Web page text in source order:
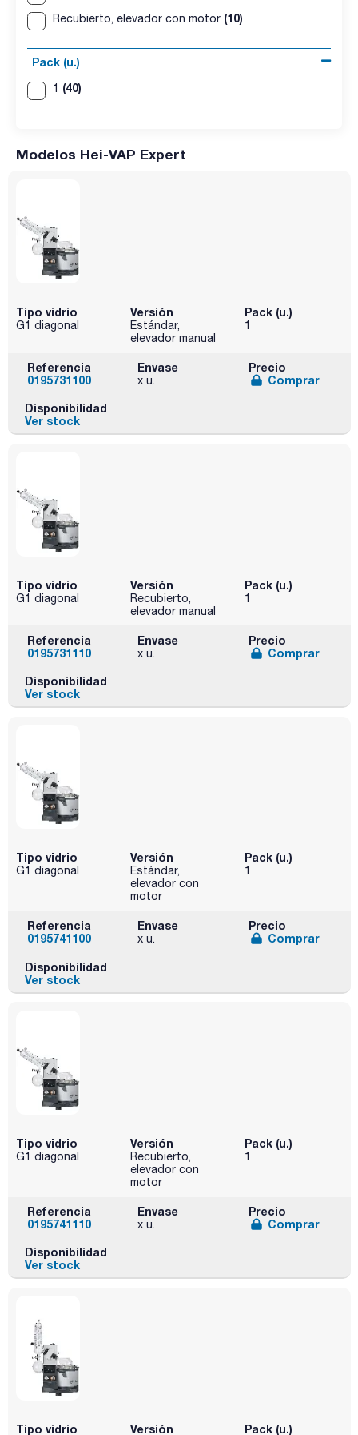
Recubierto, elevador con motor (10)
Pack (u.)
1 (40)
Modelos Hei-VAP Expert
Tipo vidrio
G1 diagonal
Versión
Estándar,
elevador manual
Pack (u.)
1
Referencia
0195731100
Envase
x u.
Precio
Comprar
Disponibilidad
Ver stock
Tipo vidrio
G1 diagonal
Versión
Recubierto,
elevador manual
Pack (u.)
1
Referencia
0195731110
Envase
x u.
Precio
Comprar
Disponibilidad
Ver stock
Tipo vidrio
G1 diagonal
Versión
Estándar,
elevador con
motor
Pack (u.)
1
Referencia
0195741100
Envase
x u.
Precio
Comprar
Disponibilidad
Ver stock
Tipo vidrio
G1 diagonal
Versión
Recubierto,
elevador con
motor
Pack (u.)
1
Referencia
0195741110
Envase
x u.
Precio
Comprar
Disponibilidad
Ver stock
Tipo vidrio Versión Pack (u.)